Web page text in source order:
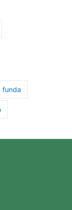
funda